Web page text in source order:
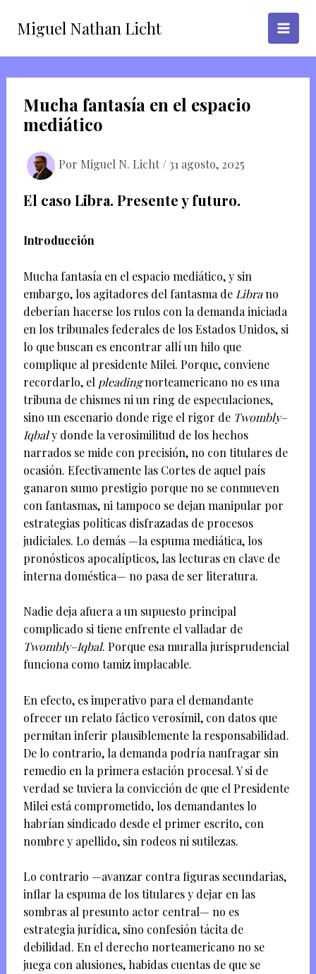
Miguel Nathan Licht
Mucha fantasía en el espacio
mediático
Por Miguel N. Licht /31 agosto, 2025
El caso Libra. Presente y futuro.
Introducción
Mucha fantasía en el espacio mediático, y sin
embargo, los agitadores del fantasma de Librano
deberían hacerse los rulos con la demanda iniciada
en los tribunales federales de los Estados Unidos, si
lo que buscan es encontrar allí un hilo que
complique al presidente Milei. Porque, conviene
recordarlo, el pleadingnorteamericano no es una
tribuna de chismes ni un ring de especulaciones,
sino un escenario donde rige el rigor de Twombly–
Iqbaly donde la verosimilitud de los hechos
narrados se mide con precisión, no con titulares de
ocasión. Efectivamente las Cortes de aquel país
ganaron sumo prestigio porque no se conmueven
con fantasmas, ni tampoco se dejan manipular por
estrategias políticas disfrazadas de procesos
judiciales. Lo demás —la espuma mediática, los
pronósticos apocalípticos, las lecturas en clave de
interna doméstica— no pasa de ser literatura.
Nadie deja afuera a un supuesto principal
complicado si tiene enfrente el valladar de
Twombly–Iqbal. Porque esa muralla jurisprudencial
funciona como tamiz implacable.
En efecto, es imperativo para el demandante
ofrecer un relato fáctico verosímil, con datos que
permitan inferir plausiblemente la responsabilidad.
De lo contrario, la demanda podría naufragar sin
remedio en la primera estación procesal. Y si de
verdad se tuviera la convicción de que el Presidente
Milei está comprometido, los demandantes lo
habrían sindicado desde el primer escrito, con
nombre y apellido, sin rodeos ni sutilezas.
Lo contrario —avanzar contra figuras secundarias,
inflar la espuma de los titulares y dejar en las
sombras al presunto actor central— no es
estrategia jurídica, sino confesión tácita de
debilidad. En el derecho norteamericano no se
juega con alusiones, habidas cuentas de que se